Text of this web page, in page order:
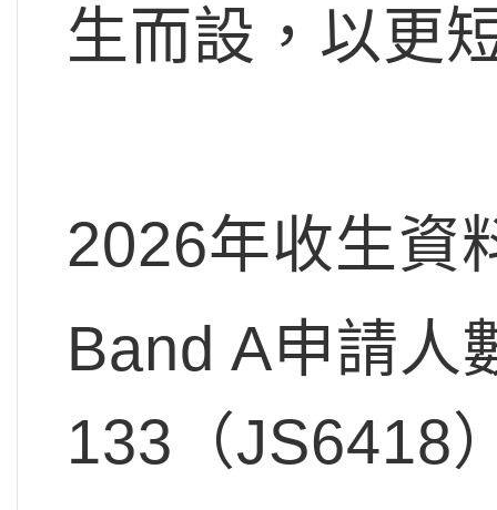
生而設，以更
2026年收生資
Band A申請人
133（JS6418